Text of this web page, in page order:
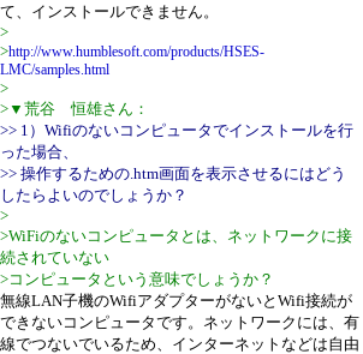
て、インストールできません。
>
>http://www.humblesoft.com/products/HSES-
LMC/samples.html
>
>▼荒谷 恒雄さん：
>> 1）Wifiのないコンピュータでインストールを行
った場合、
>> 操作するための.htm画面を表示させるにはどう
したらよいのでしょうか？
>
>WiFiのないコンピュータとは、ネットワークに接
続されていない
>コンピュータという意味でしょうか？
無線LAN子機のWifiアダプターがないとWifi接続が
できないコンピュータです。ネットワークには、有
線でつないでいるため、インターネットなどは自由